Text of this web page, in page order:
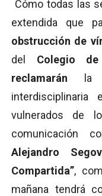
Cómo todas las
extendida que
obstrucción de
del Colegio
reclamarán
la
vulnerados de
comunicación
Alejandro
Compartida”,
mañana tendrá